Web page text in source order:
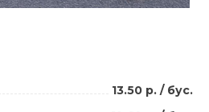
13.50 р. / бус.